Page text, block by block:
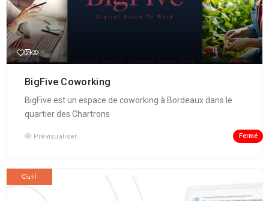
BigFive Coworking
BigFive est un espace de coworking à Bordeaux dans le
quartier des Chartrons
Prévisualiser Fermé
Outil